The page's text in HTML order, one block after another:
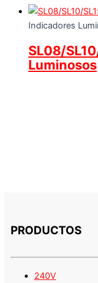
Indicadores
SL08/
Luminosos
PRODUCTOS
240V